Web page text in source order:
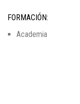
FORMACIÓN:
Academia